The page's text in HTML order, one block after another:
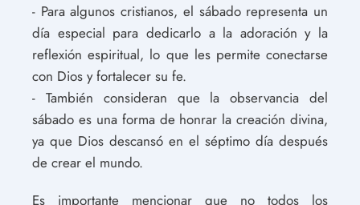
- Para algunos cristianos, el sábado representa un
día especial para dedicarlo a la adoración y la
reflexión espiritual, lo que les permite conectarse
con Dios y fortalecer su fe.
- También consideran que la observancia del
sábado es una forma de honrar la creación divina,
ya que Dios descansó en el séptimo día después
de crear el mundo.
Es importante mencionar que no todos los